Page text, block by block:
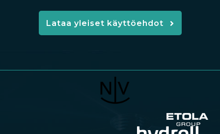
Lataa yleiset käyttöehdot